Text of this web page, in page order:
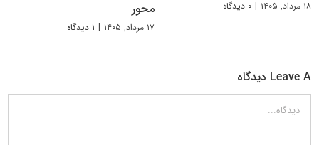
۱۸ مرداد, ۱۴۰۵ | ۰ دیدگاه
محور
۱۷ مرداد, ۱۴۰۵ | ۱ دیدگاه
Leave A دیدگاه
دیدگاه